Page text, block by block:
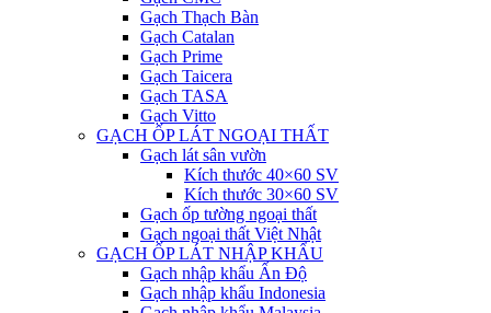
Gạch Thạch Bàn
Gạch Catalan
Gạch Prime
Gạch Taicera
Gạch TASA
Gạch Vitto
GẠCH ỐP LÁT NGOẠI THẤT
Gạch lát sân vườn
Kích thước 40×60 SV
Kích thước 30×60 SV
Gạch ốp tường ngoại thất
Gạch ngoại thất Việt Nhật
GẠCH ỐP LÁT NHẬP KHẨU
Gạch nhập khẩu Ấn Độ
Gạch nhập khẩu Indonesia